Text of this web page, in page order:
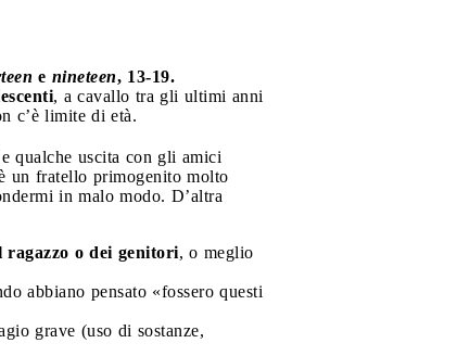
e nineteen, 13-19.
, a cavallo tra gli ultimi anni
c’è limite di età.
qualche uscita con gli amici
un fratello primogenito molto
in malo modo. D’altra
ragazzo o dei genitori, o meglio
abbiano pensato «fossero questi
grave (uso di sostanze,